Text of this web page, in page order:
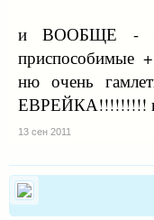
и ВООБЩЕ -
приспособимые
ню очень
ЕВРЕЙКА!!!!!!!!! и
13 сен 2011